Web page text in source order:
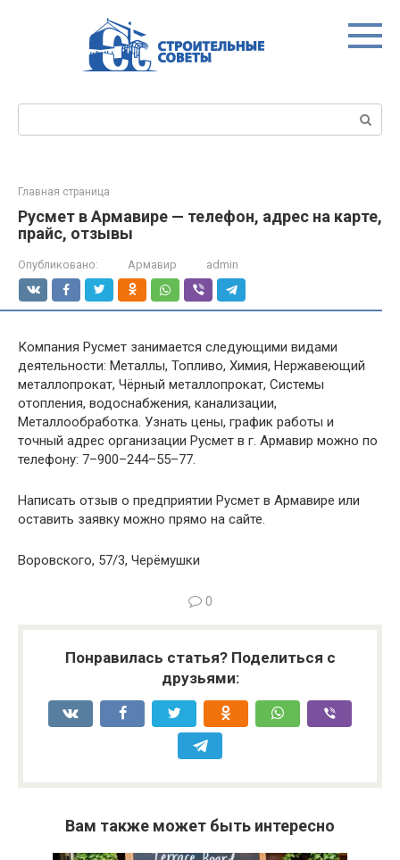
Главная страница
Русмет в Армавире — телефон, адрес на карте,
прайс, отзывы
Опубликовано: Армавир admin
Компания Русмет занимается следующими видами
деятельности: Металлы, Топливо, Химия, Нержавеющий
металлопрокат, Чёрный металлопрокат, Системы
отопления, водоснабжения, канализации,
Металлообработка. Узнать цены, график работы и
точный адрес организации Русмет в г. Армавир можно по
телефону: 7–900–244–55–77.
Написать отзыв о предприятии Русмет в Армавире или
оставить заявку можно прямо на сайте.
Воровского, 57/3, Черёмушки
0
Понравилась статья? Поделиться с
друзьями:
Вам также может быть интересно